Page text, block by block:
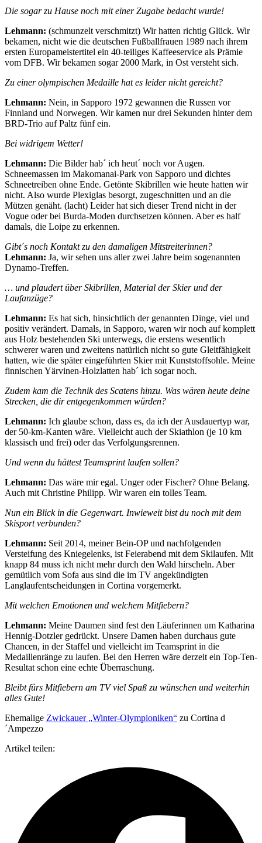
Die sogar zu Hause noch mit einer Zugabe bedacht wurde!
Lehmann: (schmunzelt verschmitzt) Wir hatten richtig Glück. Wir
bekamen, nicht wie die deutschen Fußballfrauen 1989 nach ihrem
ersten Europameistertitel ein 40-teiliges Kaffeeservice als Prämie
vom DFB. Wir bekamen sogar 2000 Mark, in Ost versteht sich.
Zu einer olympischen Medaille hat es leider nicht gereicht?
Lehmann: Nein, in Sapporo 1972 gewannen die Russen vor
Finnland und Norwegen. Wir kamen nur drei Sekunden hinter dem
BRD-Trio auf Paltz fünf ein.
Bei widrigem Wetter!
Lehmann: Die Bilder hab´ ich heut´ noch vor Augen.
Schneemassen im Makomanai-Park von Sapporo und dichtes
Schneetreiben ohne Ende. Getönte Skibrillen wie heute hatten wir
nicht. Also wurde Plexiglas besorgt, zugeschnitten und an die
Mützen genäht. (lacht) Leider hat sich dieser Trend nicht in der
Vogue oder bei Burda-Moden durchsetzen können. Aber es half
damals, die Loipe zu erkennen.
Gibt´s noch Kontakt zu den damaligen Mitstreiterinnen?
Lehmann: Ja, wir sehen uns aller zwei Jahre beim sogenannten
Dynamo-Treffen.
… und plaudert über Skibrillen, Material der Skier und der
Laufanzüge?
Lehmann: Es hat sich, hinsichtlich der genannten Dinge, viel und
positiv verändert. Damals, in Sapporo, waren wir noch auf komplett
aus Holz bestehenden Ski unterwegs, die erstens wesentlich
schwerer waren und zweitens natürlich nicht so gute Gleitfähigkeit
hatten, wie die später eingeführten Skier mit Kunststoffsohle. Meine
finnischen Yärvinen-Holzlatten hab´ ich sogar noch.
Zudem kam die Technik des Scatens hinzu. Was wären heute deine
Strecken, die dir entgegenkommen würden?
Lehmann: Ich glaube schon, dass es, da ich der Ausdauertyp war,
der 50-km-Kanten wäre. Vielleicht auch der Skiathlon (je 10 km
klassisch und frei) oder das Verfolgungsrennen.
Und wenn du hättest Teamsprint laufen sollen?
Lehmann: Das wäre mir egal. Unger oder Fischer? Ohne Belang.
Auch mit Christine Philipp. Wir waren ein tolles Team.
Nun ein Blick in die Gegenwart. Inwieweit bist du noch mit dem
Skisport verbunden?
Lehmann: Seit 2014, meiner Bein-OP und nachfolgenden
Versteifung des Kniegelenks, ist Feierabend mit dem Skilaufen. Mit
knapp 84 muss ich nicht mehr durch den Wald hirscheln. Aber
gemütlich vom Sofa aus sind die im TV angekündigten
Langlaufentscheidungen in Cortina vorgemerkt.
Mit welchen Emotionen und welchem Mitfiebern?
Lehmann: Meine Daumen sind fest den Läuferinnen um Katharina
Hennig-Dotzler gedrückt. Unsere Damen haben durchaus gute
Chancen, in der Staffel und vielleicht im Teamsprint in die
Medaillenränge zu laufen. Bei den Herren wäre derzeit ein Top-Ten-
Resultat schon eine echte Überraschung.
Bleibt fürs Mitfiebern am TV viel Spaß zu wünschen und weiterhin
alles Gute!
Ehemalige Zwickauer „Winter-Olympioniken“ zu Cortina d
´Ampezzo
Artikel teilen: